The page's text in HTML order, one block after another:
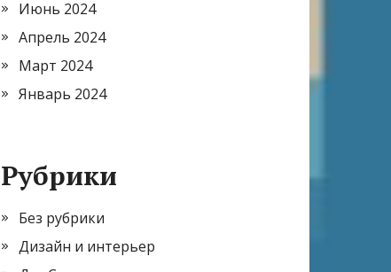
Июнь 2024
Апрель 2024
Март 2024
Январь 2024
Рубрики
Без рубрики
Дизайн и интерьер